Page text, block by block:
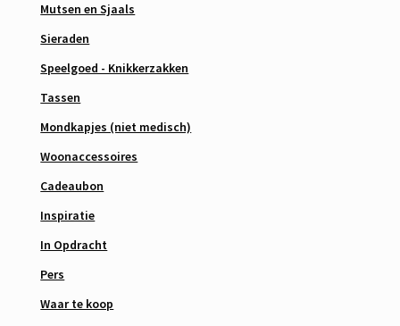
Mutsen en Sjaals
Sieraden
Speelgoed - Knikkerzakken
Tassen
Mondkapjes (niet medisch)
Woonaccessoires
Cadeaubon
Inspiratie
In Opdracht
Pers
Waar te koop